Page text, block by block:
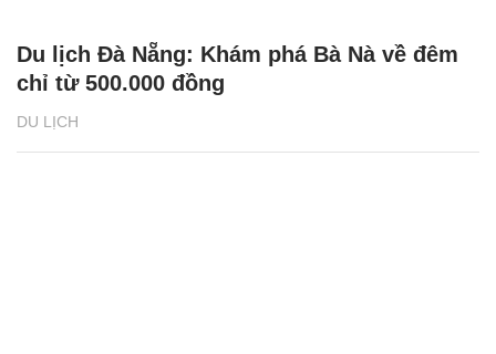
DU LỊCH
Du lịch Đà Nẵng: Khám phá Bà Nà về đêm
chỉ từ 500.000 đồng